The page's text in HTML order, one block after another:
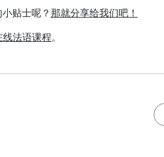
贴士呢？那就分享给我们吧！
法语课程。